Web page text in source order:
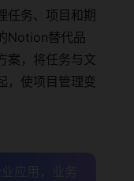
任务、项目和期
Notion替代品
案，将任务与文
，使项目管理变
应用，业务